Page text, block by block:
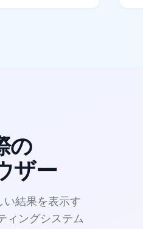
の
ザー
結果を表示す
ィングシステム